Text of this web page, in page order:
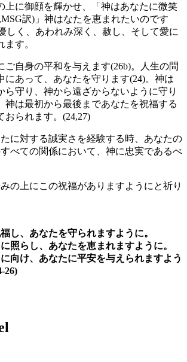
上に御顔を輝かせ、「神はあなたに微笑
訳)」神はなたを恵まれたいのです
しく、あわれみ深く、赦し、そして愛に
す。
ご自身の平和を与えます(26b)。人生の問
にあって、あなたを守ります(24)。神は
ら守り、神から遠ざからないように守り
神は最初から最後まであなたを祝福する
おられます。(24,27)
に対する誠実さを経験する時、あなたの
べての関係において、神に忠実であるべ
の上にこの祝福がありますようにと祈り
し、あなたを守られますように。
照らし、あなたを恵まれますように。
向け、あなたに平安を与えられますよう
26)